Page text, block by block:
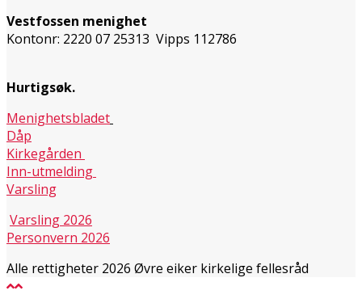
Vestfossen menighet
Kontonr: 2220 07 25313 Vipps 112786
Hurtigsøk.
Menighetsbladet
Dåp
Kirkegården
Inn-utmelding
Varsling
Varsling 2026
Personvern 2026
Alle rettigheter 2026 Øvre eiker kirkelige fellesråd